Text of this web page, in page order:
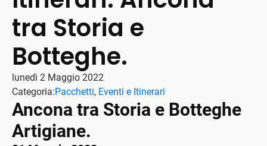
tra Storia e
Botteghe.
lunedì 2 Maggio 2022
Categoria:Pacchetti, Eventi e Itinerari
Ancona tra Storia e Botteghe
Artigiane.